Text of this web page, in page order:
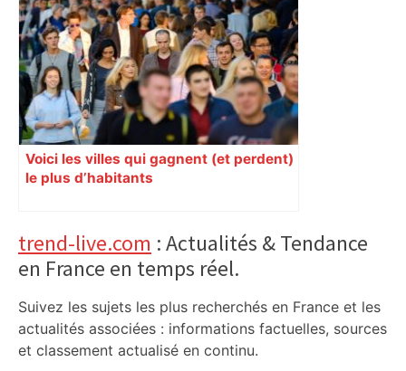
Décryptage. Série (4 / 10)
Voici les villes qui gagnent (et perdent)
le plus d’habitants
Primary
Sidebar
trend-live.com : Actualités & Tendance
en France en temps réel.
Suivez les sujets les plus recherchés en France et les
actualités associées : informations factuelles, sources
et classement actualisé en continu.